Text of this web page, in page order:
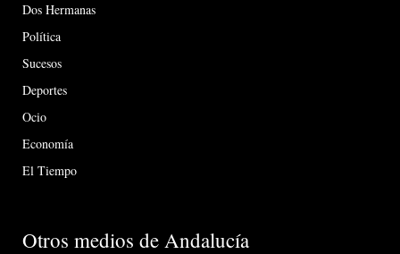
Dos Hermanas
Política
Sucesos
Deportes
Ocio
Economía
El Tiempo
Otros medios de Andalucía